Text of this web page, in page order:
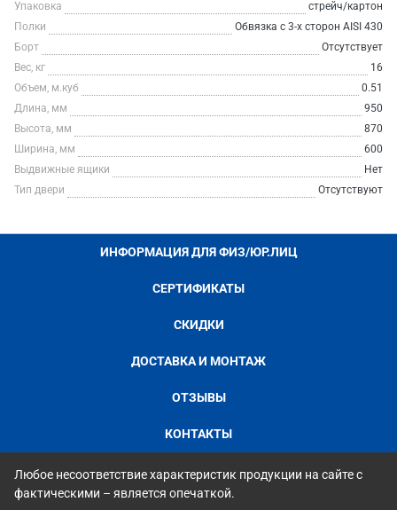
Упаковка
стрейч/картон
Полки
Обвязка с 3-х сторон AISI 430
Борт
Отсутствует
Вес, кг
16
Объем, м.куб
0.51
Длина, мм
950
Высота, мм
870
Ширина, мм
600
Выдвижные ящики
Нет
Тип двери
Отсутствуют
ИНФОРМАЦИЯ ДЛЯ ФИЗ/ЮР.ЛИЦ
СЕРТИФИКАТЫ
СКИДКИ
ДОСТАВКА И МОНТАЖ
ОТЗЫВЫ
КОНТАКТЫ
Любое несоответствие характеристик продукции на сайте с
фактическими – является опечаткой.